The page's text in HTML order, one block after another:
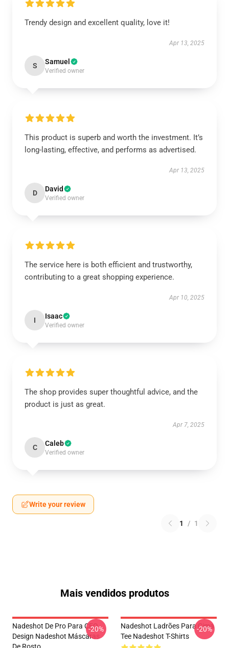
Trendy design and excellent quality, love it!
Apr 13, 2025
S Samuel
Verified owner
This product is superb and worth the investment. It’s
long-lasting, effective, and performs as advertised.
Apr 13, 2025
D David
Verified owner
The service here is both efficient and trustworthy,
contributing to a great shopping experience.
Apr 10, 2025
I Isaac
Verified owner
The shop provides super thoughtful advice, and the
product is just as great.
Apr 7, 2025
C Caleb
Verified owner
Write your review
1 / 1
Mais vendidos produtos
Nadeshot De Pro Para CEO
Design Nadeshot Máscaras
-20%
Nadeshot Ladrões Para Cima
Tee Nadeshot T-Shirts
-20%